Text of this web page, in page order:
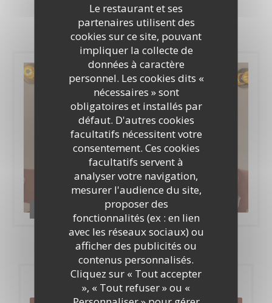
Le restaurant et ses
partenaires utilisent des
cookies sur ce site, pouvant
impliquer la collecte de
données à caractère
personnel. Les cookies dits «
nécessaires » sont
obligatoires et installés par
défaut. D'autres cookies
facultatifs nécessitent votre
consentement. Ces cookies
facultatifs servent à
analyser votre navigation,
mesurer l'audience du site,
proposer des
fonctionnalités (ex : en lien
avec les réseaux sociaux) ou
afficher des publicités ou
contenus personnalisés.
Cliquez sur « Tout accepter
», « Tout refuser » ou «
Réservation